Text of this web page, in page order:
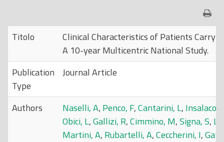
Titolo
Clinical Characteristics of Patients
A 10-year Multicentric National Study.
Publication
Type
Journal Article
Authors Naselli, A, Penco, F,Cantarini, L, Insalaco,
Obici, L,Gallizi, R,Cimmino, M,Signa, S,
Martini, A, Rubartelli, A,Ceccherini, I,